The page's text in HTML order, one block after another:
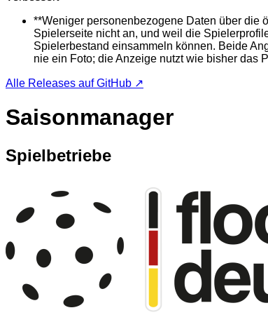
**Weniger personenbezogene Daten über die
Spielerseite nicht an, und weil die
Spielerbestand einsammeln können. Beide
nie ein Foto; die Anzeige nutzt wie bisher das
Alle Releases auf GitHub ↗
Saisonmanager
Spielbetriebe